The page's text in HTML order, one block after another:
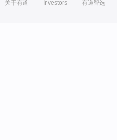
关于有道 Investors 有道智选